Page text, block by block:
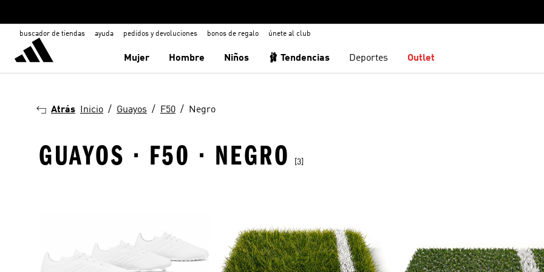
buscador de tiendas ayuda pedidos y devoluciones bonos de regalo únete al club
Mujer Hombre Niños 🩰 Tendencias Deportes Outlet
Atrás Inicio Guayos F50 Negro
GUAYOS · F50 · NEGRO [3]